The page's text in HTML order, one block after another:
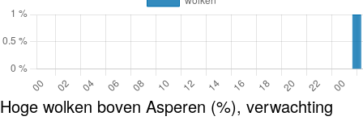
Hoge wolken boven Asperen (%), verwachting